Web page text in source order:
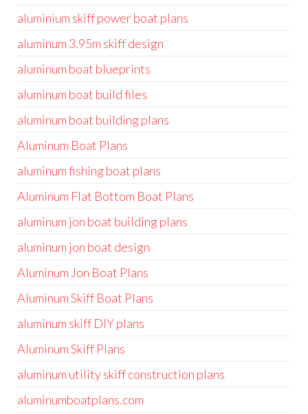
aluminium skiff power boat plans
aluminum 3.95m skiff design
aluminum boat blueprints
aluminum boat build files
aluminum boat building plans
Aluminum Boat Plans
aluminum fishing boat plans
Aluminum Flat Bottom Boat Plans
aluminum jon boat building plans
aluminum jon boat design
Aluminum Jon Boat Plans
Aluminum Skiff Boat Plans
aluminum skiff DIY plans
Aluminum Skiff Plans
aluminum utility skiff construction plans
aluminumboatplans.com